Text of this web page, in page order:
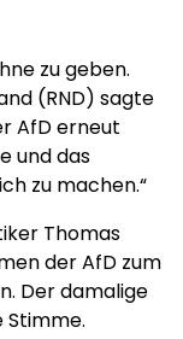
zu geben.
(RND) sagte
AfD erneut
und das
zu machen.“
Thomas
der AfD zum
Der damalige